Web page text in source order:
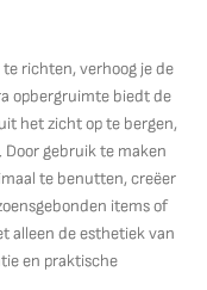
richten, verhoog je de
opbergruimte biedt de
het zicht op te bergen,
gebruik te maken
te benutten, creëer
items of
alleen de esthetiek van
en praktische